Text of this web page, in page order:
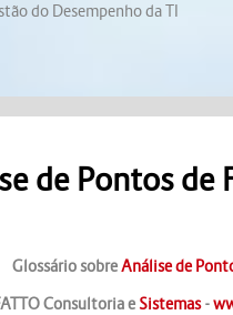
do Desempenho da TI
de Pontos de
Glossário sobreAnálise de
Consultoria e Sistemas-